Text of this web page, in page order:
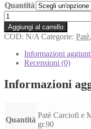
Quantità
Patè
di
Carciofi
e
Mandorle
quantità
Aggiungi al carrello
COD: N/A Categorie: Patè,
Informazioni
Recensioni (0)
Informazioni
Quantità
Patè Carciofi e
gr.90